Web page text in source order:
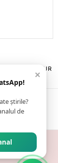
& RETUR
CONTACT
×
știrile?
de